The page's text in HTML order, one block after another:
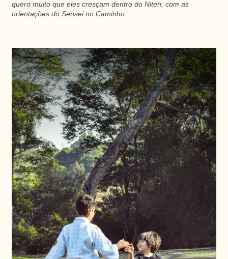
quero muito que eles cresçam dentro do Niten, com as
orientações do Sensei no Caminho.